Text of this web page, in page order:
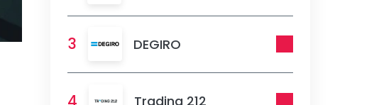
3 DEGIRO
4 Trading 212